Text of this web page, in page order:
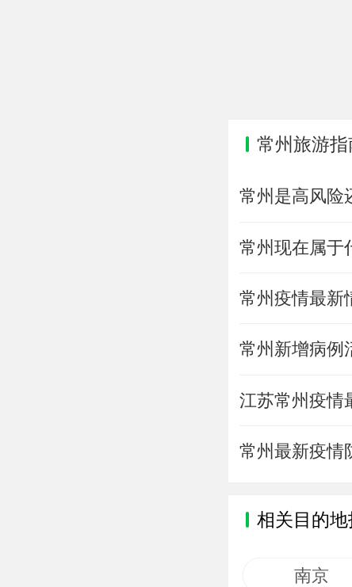
常州旅游指
常州是高风险
常州现在属于
常州疫情最新
常州新增病例
江苏常州疫情
常州最新疫情
相关目的
南京